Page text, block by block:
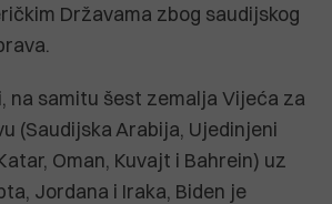
Državama zbog saudijskog
na samitu šest zemalja Vijeća za
(Saudijska Arabija, Ujedinjeni
Oman, Kuvajt i Bahrein) uz
Jordana i Iraka, Biden je